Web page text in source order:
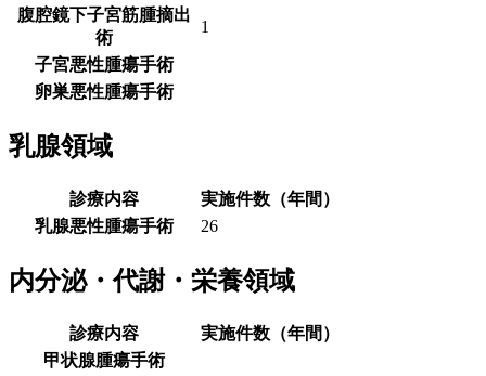
腹腔鏡下子宮筋腫摘出
術
1
子宮悪性腫瘍手術
卵巣悪性腫瘍手術
乳腺領域
診療内容
実施件数（年間）
乳腺悪性腫瘍手術
26
内分泌・代謝・栄養領域
診療内容
実施件数（年間）
甲状腺腫瘍手術